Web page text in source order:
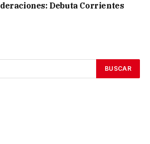
Debuta Corrientes